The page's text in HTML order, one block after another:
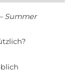
Summer